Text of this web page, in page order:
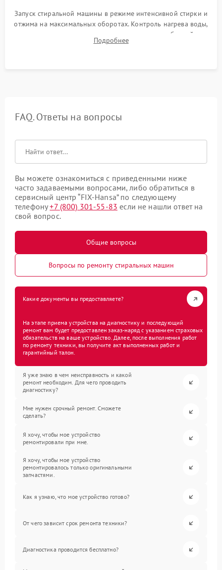
Запуск стиральной машины в режиме интенсивной стирки и
отжима на максимальных оборотах. Контроль нагрева воды,
корректности слива, отсутствия излишних вибраций,
посторонних стуков и протечек под корпусом.
Подробнее
FAQ. Ответы на вопросы
Вы можете ознакомиться с приведенными ниже
часто задаваемыми вопросами, либо обратиться в
сервисный центр “FIX-Hansa” по следующему
телефону+7 (800) 301-55-83 если не нашли ответ на
свой вопрос.
Общие вопросы
Вопросы по ремонту стиральных машин
Какие документы вы предоставляете?
На этапе приема устройства на диагностику и последующий
ремонт вам будет предоставлен заказ-наряд с указанием страховых
обязательств на ваше устройство. Далее, после выполнения работ
по ремонту техники, вы получите акт выполненных работ и
гарантийный талон.
Я уже знаю в чем неисправность и какой
ремонт необходим. Для чего проводить
диагностику?
Мне нужен срочный ремонт. Сможете
сделать?
Я хочу, чтобы мое устройство
ремонтировали при мне.
Я хочу, чтобы мое устройство
ремонтировалось только оригинальными
запчастями.
Как я узнаю, что мое устройство готово?
От чего зависит срок ремонта техники?
Диагностика проводится бесплатно?